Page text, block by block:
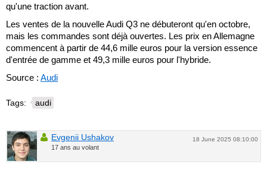
qu'une traction avant.
Les ventes de la nouvelle Audi Q3 ne débuteront qu'en octobre,
mais les commandes sont déjà ouvertes. Les prix en Allemagne
commencent à partir de 44,6 mille euros pour la version essence
d'entrée de gamme et 49,3 mille euros pour l'hybride.
Source : Audi
Tags: audi
18 June 2025 08:10:00
Evgenii Ushakov
17 ans au volant